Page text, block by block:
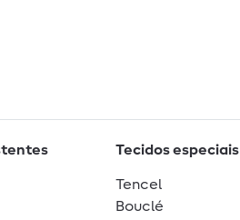
Tecidos especiais
Tencel
Bouclé